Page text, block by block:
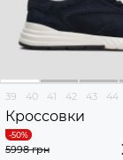
39 40 41 42 43 44
Кроссовки
5998 грн